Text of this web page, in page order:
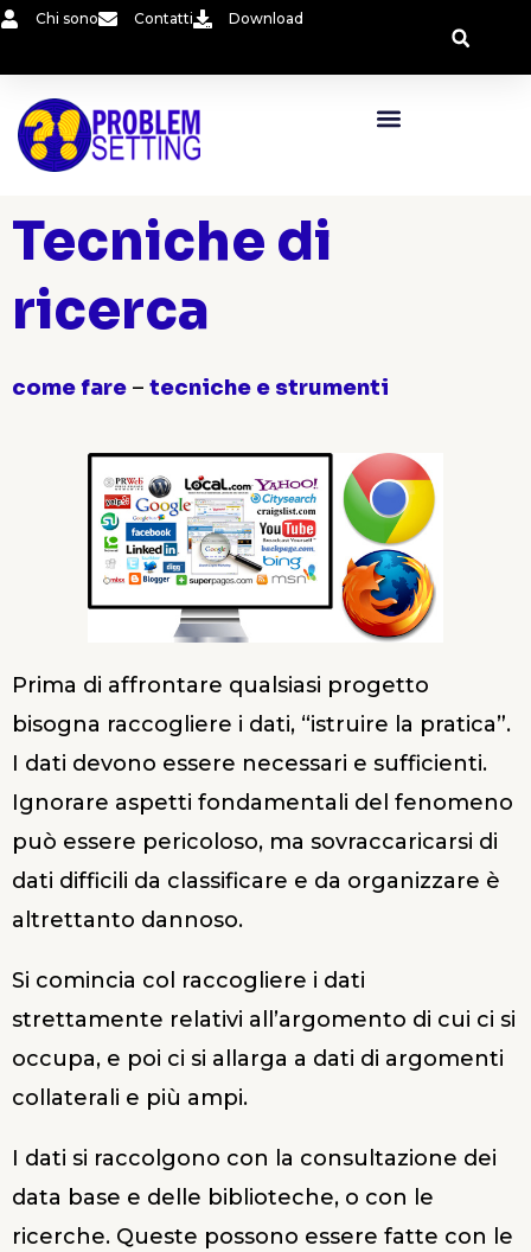
Vai
contenuto
Chi sono Contatti Download
Tecniche di
ricerca
come fare – tecniche e strumenti
Prima di affrontare qualsiasi progetto
bisogna raccogliere i dati, “istruire la pratica”.
I dati devono essere necessari e sufficienti.
Ignorare aspetti fondamentali del fenomeno
può essere pericoloso, ma sovraccaricarsi di
dati difficili da classificare e da organizzare è
altrettanto dannoso.
Si comincia col raccogliere i dati
strettamente relativi all’argomento di cui ci si
occupa, e poi ci si allarga a dati di argomenti
collaterali e più ampi.
I dati si raccolgono con la consultazione dei
data base e delle biblioteche, o con le
ricerche. Queste possono essere fatte con le